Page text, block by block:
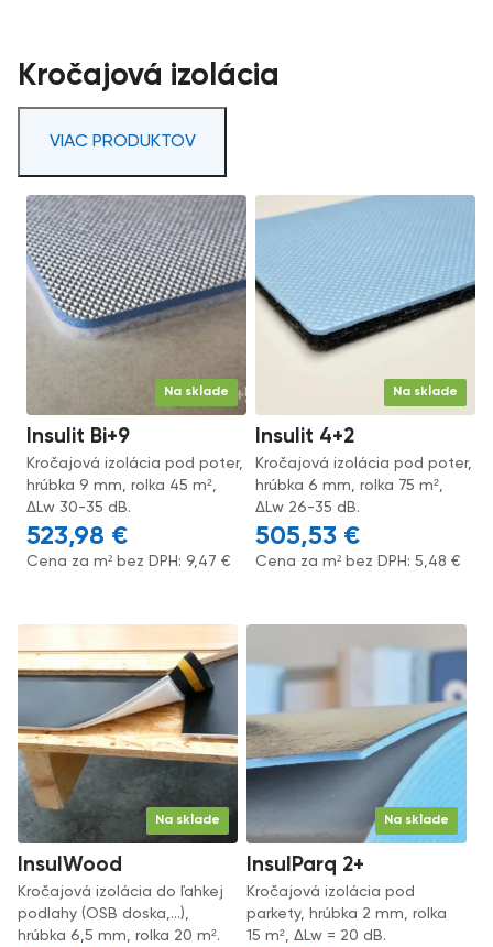
Kročajová izolácia
VIAC PRODUKTOV
Na sklade
Insulit Bi+9
Kročajová izolácia pod poter,
hrúbka 9 mm, rolka 45 m²,
ΔLw 30-35 dB.
523,98 €
Cena za m² bez DPH:9,47€
Na sklade
Insulit 4+2
Kročajová izolácia pod poter,
hrúbka 6 mm, rolka 75 m²,
ΔLw 26-35 dB.
505,53 €
Cena za m² bez DPH:5,48€
Na sklade
InsulWood
Kročajová izolácia do ľahkej
podlahy (OSB doska,...),
hrúbka 6,5 mm, rolka 20 m².
Na sklade
InsulParq 2+
Kročajová izolácia pod
parkety, hrúbka 2 mm, rolka
15 m², ΔLw = 20 dB.